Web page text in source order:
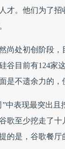
才。他们为了
尚处初创阶段，
谷目前有124家
是不遗余力的，
”中表现最突出且
歌至少挖走了
的是，谷歌餐厅